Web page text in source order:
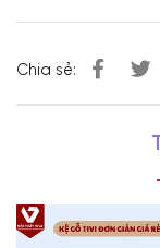
Chia sẻ: